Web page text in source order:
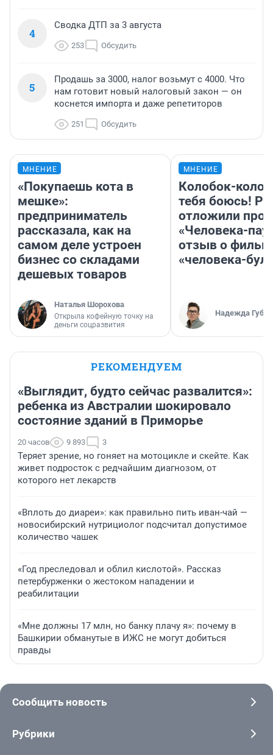
4
Сводка ДТП за 3 августа
253 Обсудить
5
Продашь за 3000, налог возьмут с 4000. Что
нам готовит новый налоговый закон — он
коснется импорта и даже репетиторов
251 Обсудить
МНЕНИЕ
«Покупаешь кота в
мешке»:
предприниматель
рассказала, как на
самом деле устроен
бизнес со складами
дешевых товаров
Наталья Шорохова
Открыла кофейную точку на
деньги соцразвития
МНЕНИЕ
Колобок-
тебя боюсь!
отложили
«Человека-
отзыв о
«человека-
Надежда
РЕКОМЕНДУЕМ
«Выглядит, будто сейчас развалится»:
ребенка из Австралии шокировало
состояние зданий в Приморье
20 часов 9 893 3
Теряет зрение, но гоняет на мотоцикле и скейте. Как
живет подросток с редчайшим диагнозом, от
которого нет лекарств
«Вплоть до диареи»: как правильно пить иван-чай —
новосибирский нутрициолог подсчитал допустимое
количество чашек
«Год преследовал и облил кислотой». Рассказ
петербурженки о жестоком нападении и
реабилитации
«Мне должны 17 млн, но банку плачу я»: почему в
Башкирии обманутые в ИЖС не могут добиться
правды
Сообщить новость
Рубрики